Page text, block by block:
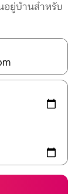
อยู่บ้านสำหรับ
วจผลการค้นหา